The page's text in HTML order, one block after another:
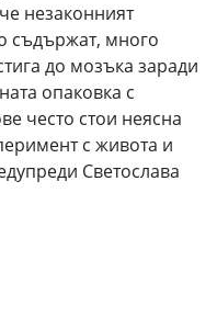
незаконният
съдържат, много
до мозъка заради
опаковка с
често стои неясна
с живота и
Светослава